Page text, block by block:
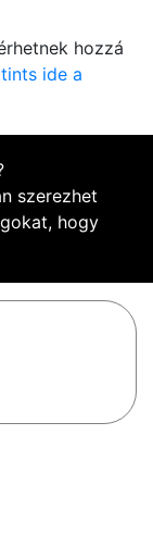
hozzá
ide a
szerezhet
hogy